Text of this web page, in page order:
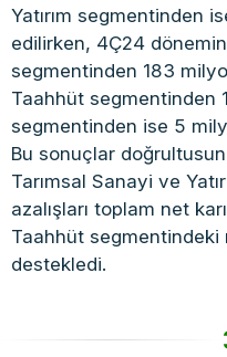
Yatırım segmentinden
edilirken, 4Ç24
segmentinden 183
Taahhüt segmentinden
segmentinden ise 5
Bu sonuçlar
Tarımsal Sanayi ve
azalışları toplam net
Taahhüt segmentindeki
destekledi.